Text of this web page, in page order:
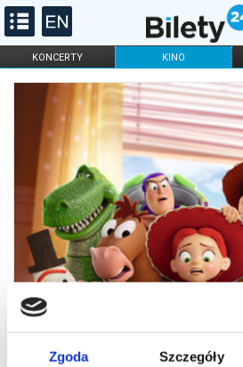
Zgoda Szczegóły
KONCERTY KINO
FILHARMONIA OPERA I BALET
ONLINE